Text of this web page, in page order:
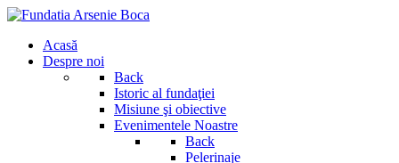
Acasă
Despre noi
Back
Istoric al fundaţiei
Misiune şi obiective
Evenimentele Noastre
Back
Pelerinaje